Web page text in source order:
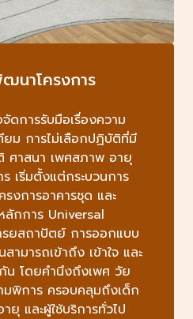
นาโครงการ
ดการรับมือเรื่องความ
ยม การไม่เลือกปฏิบัติที่มี
ศาสนา เพศสภาพ อายุ
เริ่มตั้งแต่กระบวนการ
งการอาคารชุด และ
ลักการ Universal
ยสถาปัตย์ การออกแบบ
มารถเข้าถึง เข้าใจ และ
กัน โดยคำนึงถึงเพศ วัย
มพิการ ครอบคลุมถึงเด็ก
ยุ และผู้ใช้บริการทั่วไป